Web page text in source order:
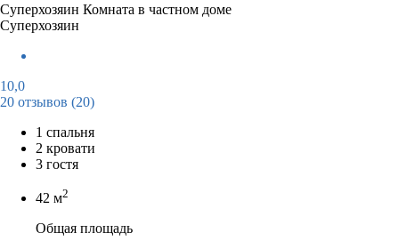
Суперхозяин Комната в частном доме
Суперхозяин
10,0
20 отзывов (20)
1 спальня
2 кровати
3 гостя
42 м2
Общая площадь